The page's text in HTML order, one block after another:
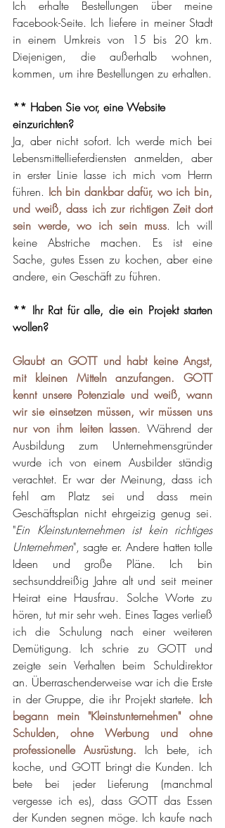
Ich erhalte Bestellungen über meine
Facebook-Seite. Ich liefere in meiner Stadt
in einem Umkreis von 15 bis 20 km.
Diejenigen, die außerhalb wohnen,
kommen, um ihre Bestellungen zu erhalten.
** Haben Sie vor, eine Website
einzurichten?
Ja, aber nicht sofort. Ich werde mich bei
Lebensmittellieferdiensten anmelden, aber
in erster Linie lasse ich mich vom Herrn
führen. Ich bin dankbar dafür, wo ich bin,
und weiß, dass ich zur richtigen Zeit dort
sein werde, wo ich sein muss. Ich will
keine Abstriche machen. Es ist eine
Sache, gutes Essen zu kochen, aber eine
andere, ein Geschäft zu führen.
** Ihr Rat für alle, die ein Projekt starten
wollen?
Glaubt an GOTT und habt keine Angst,
mit kleinen Mitteln anzufangen. GOTT
kennt unsere Potenziale und weiß, wann
wir sie einsetzen müssen, wir müssen uns
nur von ihm leiten lassen. Während der
Ausbildung zum Unternehmensgründer
wurde ich von einem Ausbilder ständig
verachtet. Er war der Meinung, dass ich
fehl am Platz sei und dass mein
Geschäftsplan nicht ehrgeizig genug sei.
"Ein Kleinstunternehmen ist kein richtiges
Unternehmen", sagte er. Andere hatten tolle
Ideen und große Pläne. Ich bin
sechsunddreißig Jahre alt und seit meiner
Heirat eine Hausfrau. Solche Worte zu
hören, tut mir sehr weh. Eines Tages verließ
ich die Schulung nach einer weiteren
Demütigung. Ich schrie zu GOTT und
zeigte sein Verhalten beim Schuldirektor
an. Überraschenderweise war ich die Erste
in der Gruppe, die ihr Projekt startete. Ich
begann mein "Kleinstunternehmen" ohne
Schulden, ohne Werbung und ohne
professionelle Ausrüstung. Ich bete, ich
koche, und GOTT bringt die Kunden. Ich
bete bei jeder Lieferung (manchmal
vergesse ich es), dass GOTT das Essen
der Kunden segnen möge. Ich kaufe nach